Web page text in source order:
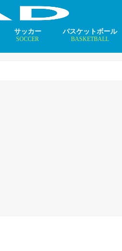
サッカー
SOCCER
バスケットボール
BASKETBALL